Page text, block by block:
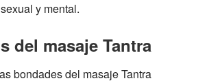
y mental.
del masaje Tantra
bondades del masajeTantra